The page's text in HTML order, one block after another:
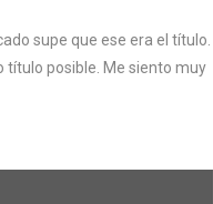
supe que ese era el título.
título posible. Me siento muy